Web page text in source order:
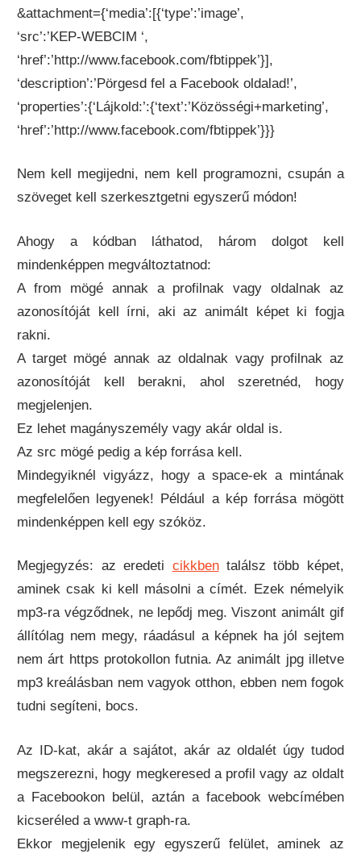
&attachment={‘media’:[{‘type’:’image’,
‘src’:’KEP-WEBCIM ‘,
‘href’:’http://www.facebook.com/fbtippek’}],
‘description’:’Pörgesd fel a Facebook oldalad!’,
‘properties’:{‘Lájkold:’:{‘text’:’Közösségi+marketing’,
‘href’:’http://www.facebook.com/fbtippek’}}}
Nem kell megijedni, nem kell programozni, csupán a
szöveget kell szerkesztgetni egyszerű módon!
Ahogy a kódban láthatod, három dolgot kell
mindenképpen megváltoztatnod:
A from mögé annak a profilnak vagy oldalnak az
azonosítóját kell írni, aki az animált képet ki fogja
rakni.
A target mögé annak az oldalnak vagy profilnak az
azonosítóját kell berakni, ahol szeretnéd, hogy
megjelenjen.
Ez lehet magányszemély vagy akár oldal is.
Az src mögé pedig a kép forrása kell.
Mindegyiknél vigyázz, hogy a space-ek a mintának
megfelelően legyenek! Például a kép forrása mögött
mindenképpen kell egy szóköz.
Megjegyzés: az eredeti cikkbentalálsz több képet,
aminek csak ki kell másolni a címét. Ezek némelyik
mp3-ra végződnek, ne lepődj meg. Viszont animált gif
állítólag nem megy, ráadásul a képnek ha jól sejtem
nem árt https protokollon futnia. Az animált jpg illetve
mp3 kreálásban nem vagyok otthon, ebben nem fogok
tudni segíteni, bocs.
Az ID-kat, akár a sajátot, akár az oldalét úgy tudod
megszerezni, hogy megkeresed a profil vagy az oldalt
a Facebookon belül, aztán a facebook webcímében
kicseréled a www-t graph-ra.
Ekkor megjelenik egy egyszerű felület, aminek az